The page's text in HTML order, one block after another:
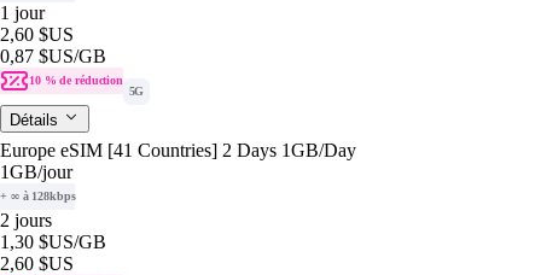
1 jour
2,60 $US
0,87 $US/GB
10 % de réduction
5G
Détails
Europe eSIM [41 Countries] 2 Days 1GB/Day
1GB/jour
+ ∞ à 128kbps
2 jours
1,30 $US/GB
2,60 $US